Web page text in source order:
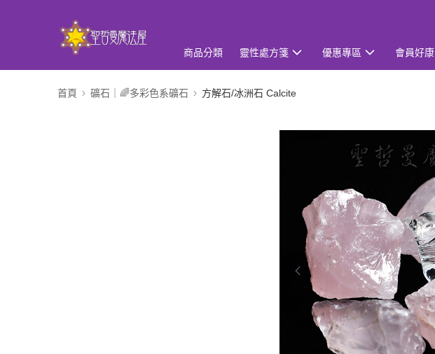
商品分類 靈性處方箋 優惠專區 會員好康
首頁 礦石｜🌈多彩色系礦石 方解石/冰洲石 Calcite